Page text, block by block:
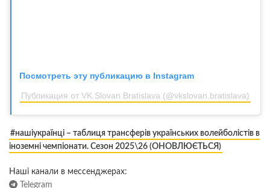
Посмотреть эту публикацию в Instagram
Публикация от VK Slovan Bratislava (@vkslovan.bratislava)
#нашіукраїнці – таблиця трансферів українських волейболістів в
іноземні чемпіонати. Сезон 2025\26 (ОНОВЛЮЄТЬСЯ)
Наші канали в мессенджерах:
Telegram